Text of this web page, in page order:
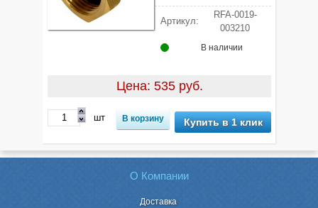
Артикул:
RFA-0019-
003210
В наличии
Цена: 535 руб.
шт Купить в 1 клик
О Компании
Доставка